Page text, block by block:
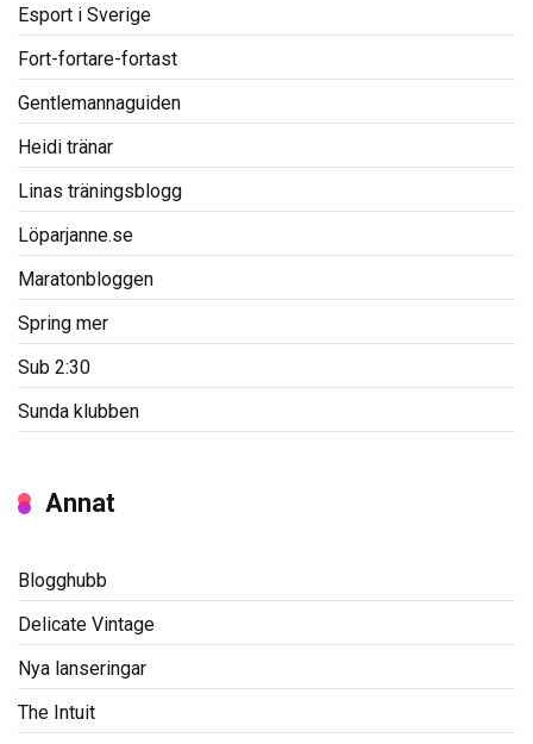
Esport i Sverige
Fort-fortare-fortast
Gentlemannaguiden
Heidi tränar
Linas träningsblogg
Löparjanne.se
Maratonbloggen
Spring mer
Sub 2:30
Sunda klubben
Annat
Blogghubb
Delicate Vintage
Nya lanseringar
The Intuit